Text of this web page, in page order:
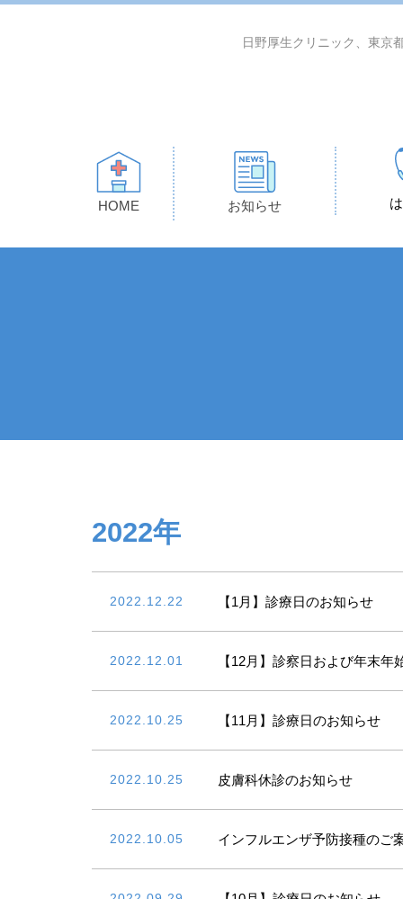
日野厚生クリニック、東京
HOME お知らせ
2022年
2022.12.22 【1月】診療日のお知らせ
2022.12.01 【12月】診察日および年末年
2022.10.25 【11月】診療日のお知らせ
2022.10.25 皮膚科休診のお知らせ
2022.10.05 インフルエンザ予防接種のご